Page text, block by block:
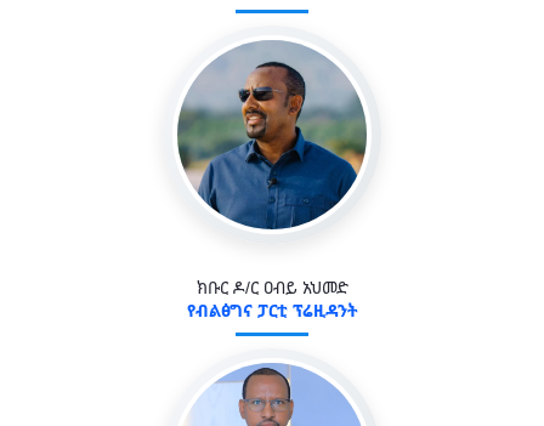
ክቡር ዶ/ር ዐብይ አህመድ
የብልፅግና ፓርቲ ፕሬዚዳንት